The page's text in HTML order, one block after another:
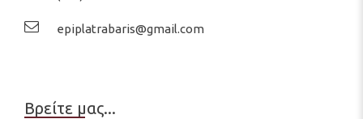
epiplatrabaris@gmail.com
Βρείτε μας...